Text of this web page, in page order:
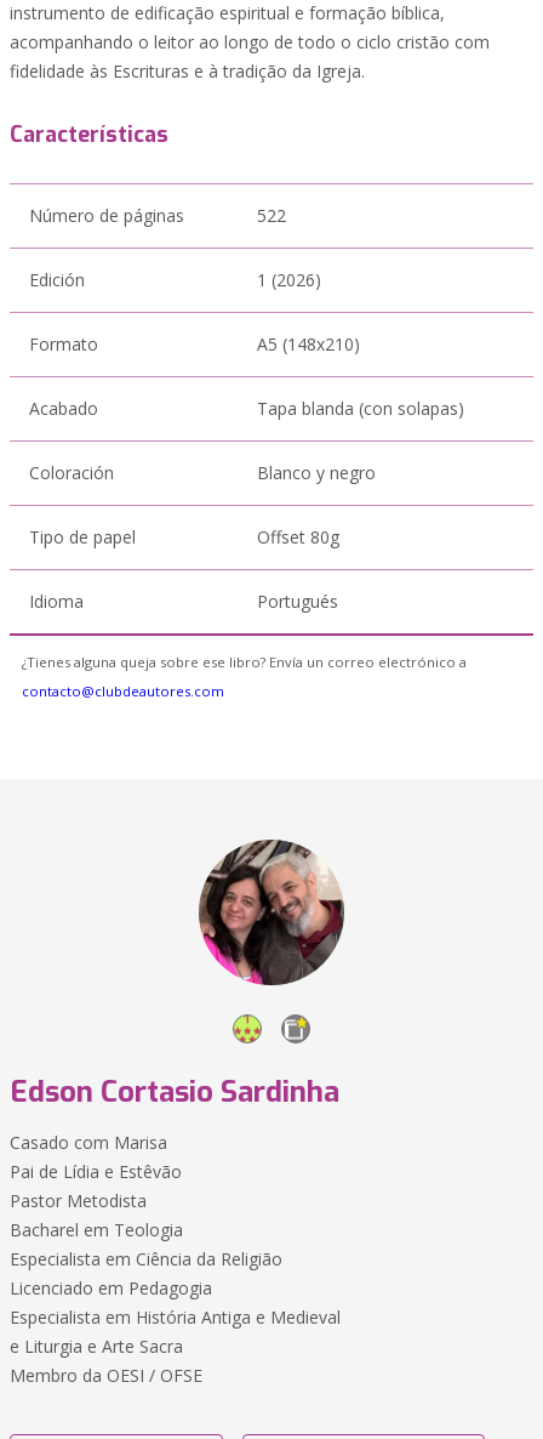
instrumento de edificação espiritual e formação bíblica,
acompanhando o leitor ao longo de todo o ciclo cristão com
fidelidade às Escrituras e à tradição da Igreja.
Características
Número de páginas 522
Edición 1 (2026)
Formato A5 (148x210)
Acabado Tapa blanda (con solapas)
Coloración Blanco y negro
Tipo de papel Offset 80g
Idioma Portugués
¿Tienes alguna queja sobre ese libro? Envía un correo electrónico a
contacto@clubdeautores.com
Edson Cortasio Sardinha
Casado com Marisa
Pai de Lídia e Estêvão
Pastor Metodista
Bacharel em Teologia
Especialista em Ciência da Religião
Licenciado em Pedagogia
Especialista em História Antiga e Medieval
e Liturgia e Arte Sacra
Membro da OESI / OFSE